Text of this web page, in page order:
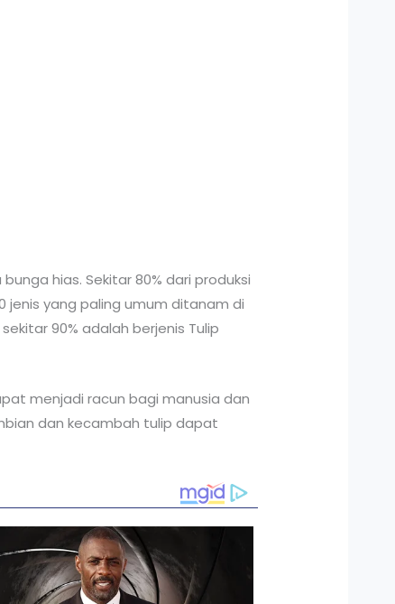
hias. Sekitar 80% dari produksi
jenis yang paling umum ditanam di
90% adalah berjenis Tulip
menjadi racun bagi manusia dan
dan kecambah tulip dapat